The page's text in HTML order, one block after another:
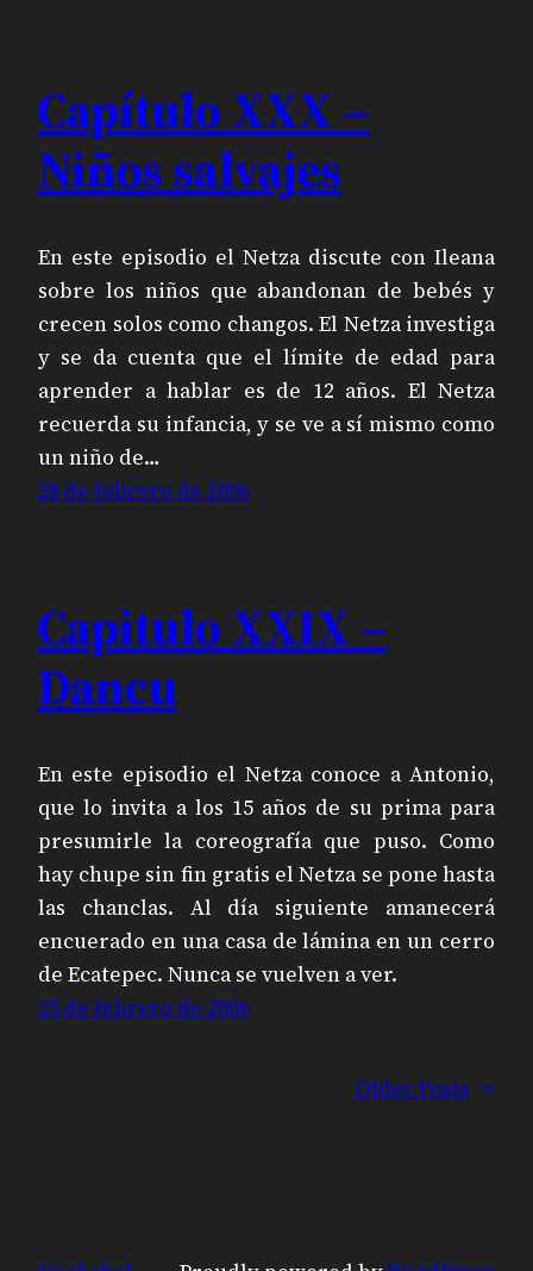
Capítulo XXX –
Niños salvajes
En este episodio el Netza discute con Ileana
sobre los niños que abandonan de bebés y
crecen solos como changos. El Netza investiga
y se da cuenta que el límite de edad para
aprender a hablar es de 12 años. El Netza
recuerda su infancia, y se ve a sí mismo como
un niño de…
28 de febrero de 2006
Capitulo XXIX –
Dancu
En este episodio el Netza conoce a Antonio,
que lo invita a los 15 años de su prima para
presumirle la coreografía que puso. Como
hay chupe sin fin gratis el Netza se pone hasta
las chanclas. Al día siguiente amanecerá
encuerado en una casa de lámina en un cerro
de Ecatepec. Nunca se vuelven a ver.
25 de febrero de 2006
Older Posts →